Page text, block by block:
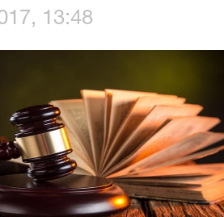
13:48